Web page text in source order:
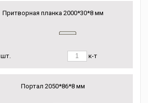
Притворная планка 2000*30*8 мм
шт. к-т
Портал 2050*86*8 мм